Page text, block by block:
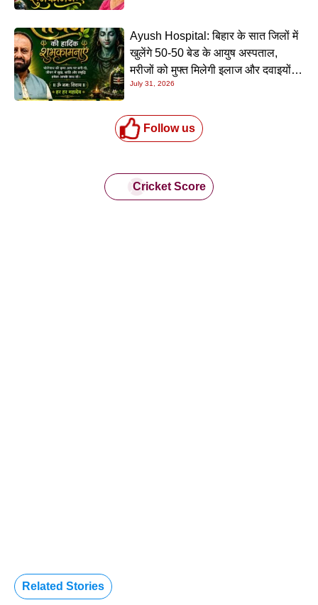
Ayush Hospital: बिहार के सात जिलों में
खुलेंगे 50-50 बेड के आयुष अस्पताल,
मरीजों को मुफ्त मिलेगी इलाज और दवाइयों
की सुविधा
July 31, 2026
Follow us
Cricket Score
Related Stories